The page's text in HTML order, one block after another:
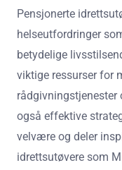
Pensjonerte
helseutfordringer
betydelige
viktige ressurser for
rådgivningstjenester
også effektive
velvære og deler
idrettsutøvere som